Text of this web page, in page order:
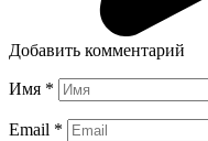
Добавить комментарий
Имя *
Email *